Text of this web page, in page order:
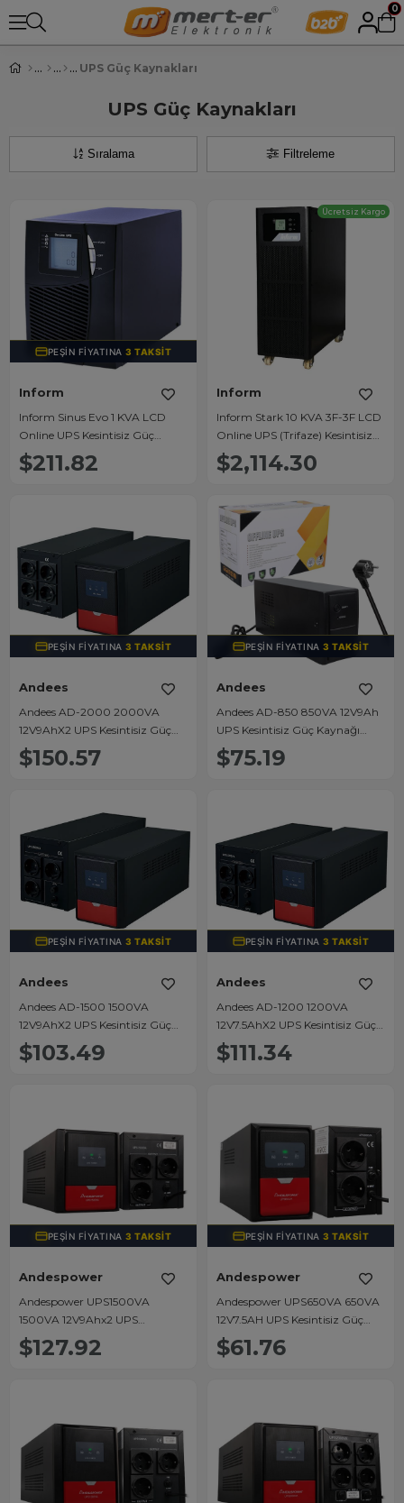
0
UPS Güç Kaynakları
UPS Güç Kaynakları
Filtreleme
Sıralama
PEŞIN FIYATINA3 TAKSIT
Inform
Inform Sinus Evo 1 KVA LCD
Online UPS Kesintisiz Güç
Kaynağı 6-14 Dk (2x7Ah)
$211.82
Inform
Inform Stark 10 KVA 3F-3F LCD
Online UPS (Trifaze) Kesintisiz
Güç Kaynağı 6-14 Dk (16x9Ah)
$2,114.30
Ücretsiz Kargo
PEŞIN FIYATINA3 TAKSIT
Andees
Andees AD-2000 2000VA
12V9AhX2 UPS Kesintisiz Güç
Kaynağı Line - İnteraktif
(430x210x235Mm)
$150.57
PEŞIN FIYATINA3 TAKSIT
Andees
Andees AD-850 850VA 12V9Ah
UPS Kesintisiz Güç Kaynağı
(340x140x220Mm)
$75.19
PEŞIN FIYATINA3 TAKSIT
Andees
Andees AD-1500 1500VA
12V9AhX2 UPS Kesintisiz Güç
Kaynağı (430x210x235Mm)
$103.49
PEŞIN FIYATINA3 TAKSIT
Andees
Andees AD-1200 1200VA
12V7.5AhX2 UPS Kesintisiz Güç
Kaynağı (430x210x235Mm)
$111.34
PEŞIN FIYATINA3 TAKSIT
Andespower
Andespower UPS1500VA
1500VA 12V9Ahx2 UPS
Kesintisiz Güç Kaynağı Line -
İnteraktif
$127.92
PEŞIN FIYATINA3 TAKSIT
Andespower
Andespower UPS650VA 650VA
12V7.5AH UPS Kesintisiz Güç
Kaynağı Line - İnteraktif
$61.76